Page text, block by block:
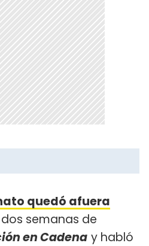
quedó afuera
semanas de
en Cadena y habló